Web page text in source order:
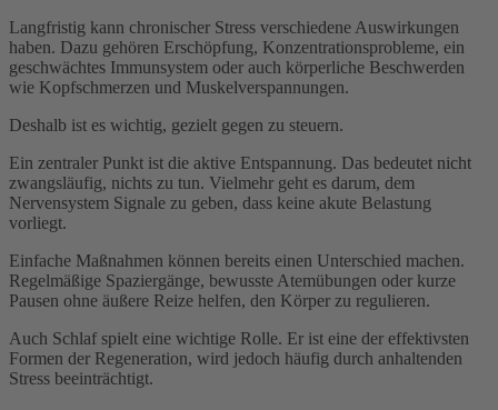
Langfristig kann chronischer Stress verschiedene Auswirkungen
haben. Dazu gehören Erschöpfung, Konzentrationsprobleme, ein
geschwächtes Immunsystem oder auch körperliche Beschwerden
wie Kopfschmerzen und Muskelverspannungen.
Deshalb ist es wichtig, gezielt gegen zu steuern.
Ein zentraler Punkt ist die aktive Entspannung. Das bedeutet nicht
zwangsläufig, nichts zu tun. Vielmehr geht es darum, dem
Nervensystem Signale zu geben, dass keine akute Belastung
vorliegt.
Einfache Maßnahmen können bereits einen Unterschied machen.
Regelmäßige Spaziergänge, bewusste Atemübungen oder kurze
Pausen ohne äußere Reize helfen, den Körper zu regulieren.
Auch Schlaf spielt eine wichtige Rolle. Er ist eine der effektivsten
Formen der Regeneration, wird jedoch häufig durch anhaltenden
Stress beeinträchtigt.